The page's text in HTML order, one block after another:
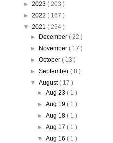
► 2023 ( 203 )
► 2022 ( 167 )
▼ 2021 ( 254 )
►
December ( 22 )
►
November ( 17 )
► October ( 13 )
► September ( 8 )
▼ August( 17 )
►Aug 23( 1 )
►Aug 19( 1 )
►Aug 18( 1 )
►Aug 17( 1 )
▼Aug 16( 1 )